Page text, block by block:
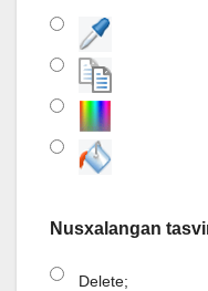
Nusxalangan
Delete;